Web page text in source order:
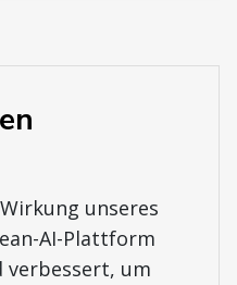
unseres
AI-Plattform
verbessert, um